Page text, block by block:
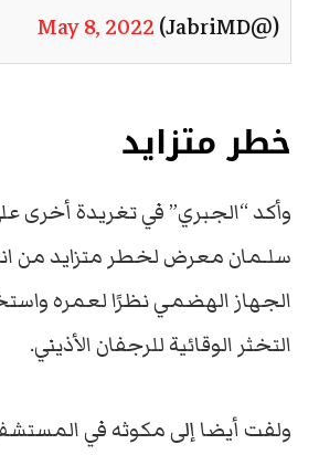
(@JabriMD)
May 8, 2022
خطر متزايد
وأكد “الجبري” في تغريدة أخرى
سلـمان معرض لخطر متزايد من
الجهاز الهضمي نظرًا لعمره
التخثر الوقائية للرجفان الأذيني.
ولفت أيضا إلى مكوثه في